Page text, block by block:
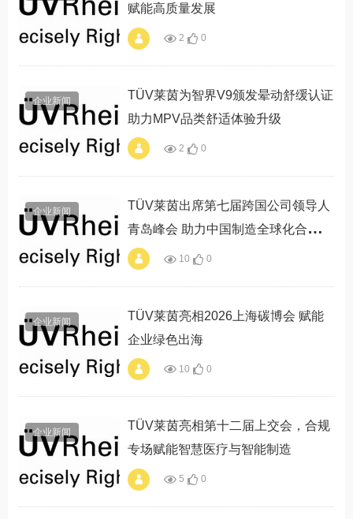
通）服务中心正式启
赋能高质量发展
2 0
企业新闻
V9颁发晕动舒缓认
适体验升级"
TÜV莱茵为智界V9颁发晕动舒缓认证
助力MPV品类舒适体验升级
2 0
企业新闻
七届跨国公司领导人
制造全球化合规布
局"
TÜV莱茵出席第七届跨国公司领导人
青岛峰会 助力中国制造全球化合规布
局
10 0
企业新闻
2026上海碳博会 赋
TÜV莱茵亮相2026上海碳博会 赋能
企业绿色出海
10 0
企业新闻
十二届上交会，合规
TÜV莱茵亮相第十二届上交会，合规
专场赋能智慧医疗与智能制造
5 0